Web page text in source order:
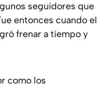
seguidores que
entonces cuando el
frenar a tiempo y
como los